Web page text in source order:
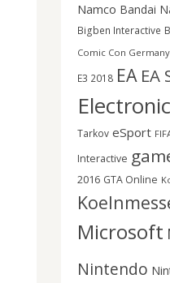
Namco Bandai
Bigben Interactive
Comic Con Germany
E3 2018 EA EA
Tarkov eSport
Interactive
2016 GTA Online
Microsoft
Nintendo